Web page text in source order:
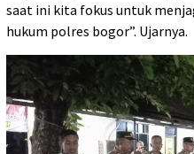
saat ini kita fokus untuk
hukum polres bogor”. Ujarnya.